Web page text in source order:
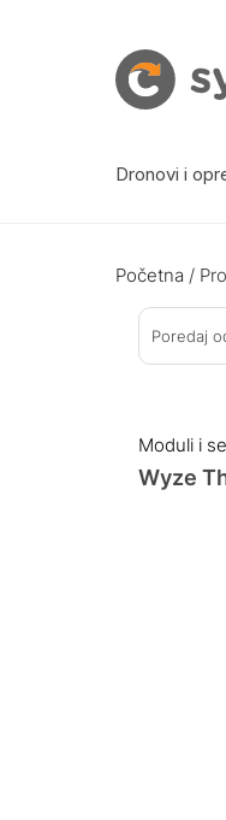
Dronovi i
Početna /
Poredaj
Moduli i
Wyze